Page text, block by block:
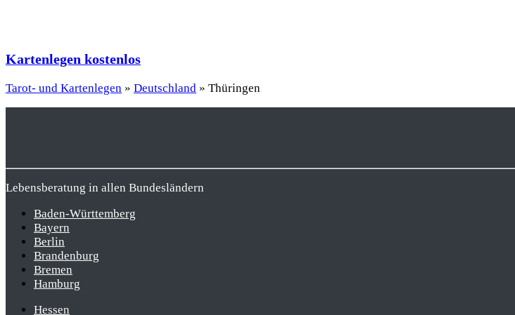
Kartenlegen kostenlos
Tarot- und Kartenlegen » Deutschland » Thüringen
Lebensberatung in allen Bundesländern
Baden-Württemberg
Bayern
Berlin
Brandenburg
Bremen
Hamburg
Hessen